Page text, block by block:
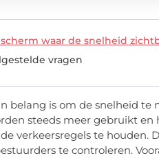
waar de snelheid
vragen
belang is om de snelheid
steeds meer gebruikt
verkeersregels te houden.
te controleren.